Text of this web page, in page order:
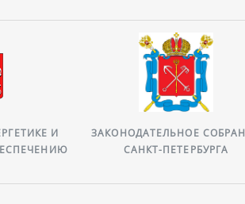
И
ЗАКОНОДАТЕЛЬНОЕ
САНКТ-ПЕТЕРБУРГА